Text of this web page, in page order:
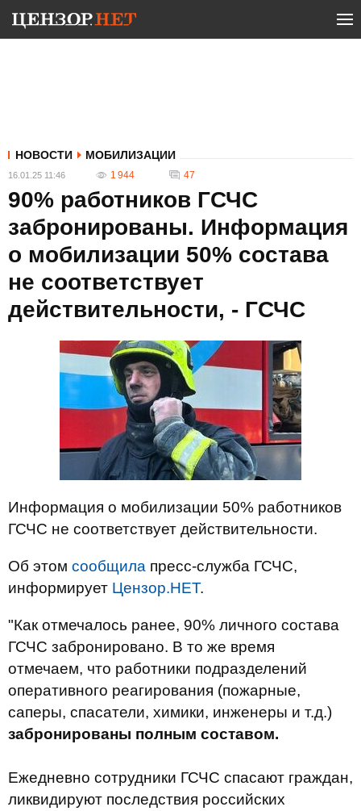
НОВОСТИ МОБИЛИЗАЦИИ
16.01.25 11:46 1 944 47
90% работников ГСЧС
забронированы. Информация
о мобилизации 50% состава
не соответствует
действительности, - ГСЧС
Информация о мобилизации 50% работников
ГСЧС не соответствует действительности.
Об этом сообщила пресс-служба ГСЧС,
информирует Цензор.НЕТ.
"Как отмечалось ранее, 90% личного состава
ГСЧС забронировано. В то же время
отмечаем, что работники подразделений
оперативного реагирования (пожарные,
саперы, спасатели, химики, инженеры и т.д.)
забронированы полным составом.
Ежедневно сотрудники ГСЧС спасают граждан,
ликвидируют последствия российских